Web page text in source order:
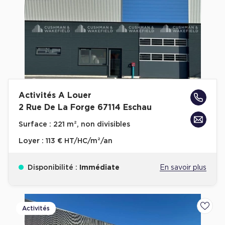
Cas Clients
Activités A Louer
2 Rue De La Forge 67114 Eschau
Surface : 221 m², non divisibles
Loyer : 113 € HT/HC/m²/an
Disponibilité : Immédiate En savoir plus
Activités